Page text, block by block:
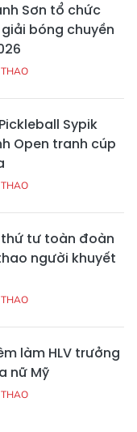
Sơn tổ chức
bóng chuyền
Sypik
Open tranh cúp
thứ tư toàn đoàn
người khuyết
làm HLV trưởng
nữ Mỹ